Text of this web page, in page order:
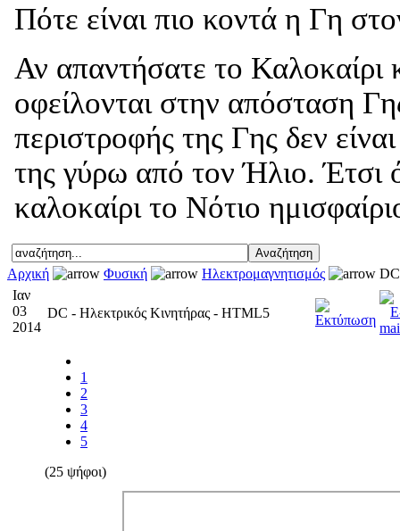
Πότε είναι πιο κοντά η Γη
Αν απαντήσατε το Καλοκαίρι
οφείλονται στην απόσταση
περιστροφής της Γης δεν
της γύρω από τον Ήλιο. Έτσι
καλοκαίρι το Νότιο
Αρχική Φυσική Ηλεκτρομαγνητισμός
Ιαν
03
2014
DC - Ηλεκτρικός Κινητήρας - HTML5
1
2
3
4
5
(25 ψήφοι)